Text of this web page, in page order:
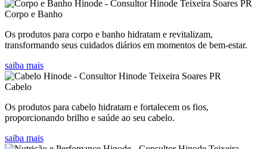
Corpo e Banho
Os produtos para corpo e banho hidratam e revitalizam,
transformando seus cuidados diários em momentos de bem-estar.
saiba mais
Cabelo
Os produtos para cabelo hidratam e fortalecem os fios,
proporcionando brilho e saúde ao seu cabelo.
saiba mais